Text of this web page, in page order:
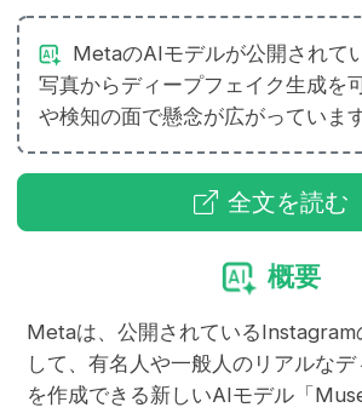
MetaのAIモデルが公開されて
写真からディープフェイク生成を
や検知の面で懸念が広がっています
全文を読む
概要
Metaは、公開されているInstagram
して、有名人や一般人のリアルなデ
を作成できる新しいAIモデル「